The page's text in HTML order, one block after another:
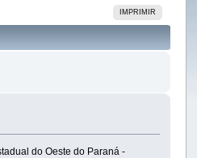
IMPRIMIR
do Oeste do Paraná -